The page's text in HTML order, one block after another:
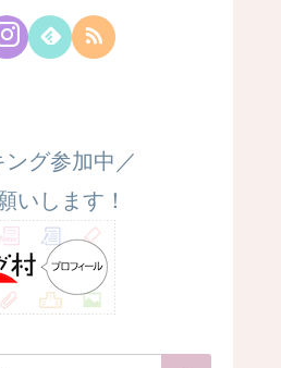
ング参加中／
いします！